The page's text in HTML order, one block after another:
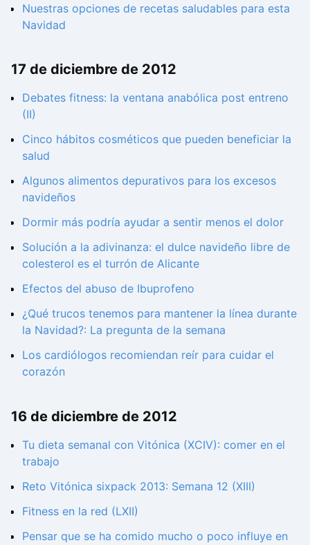
Nuestras opciones de recetas saludables para esta
Navidad
17 de diciembre de 2012
Debates fitness: la ventana anabólica post entreno
(II)
Cinco hábitos cosméticos que pueden beneficiar la
salud
Algunos alimentos depurativos para los excesos
navideños
Dormir más podría ayudar a sentir menos el dolor
Solución a la adivinanza: el dulce navideño libre de
colesterol es el turrón de Alicante
Efectos del abuso de Ibuprofeno
¿Qué trucos tenemos para mantener la línea durante
la Navidad?: La pregunta de la semana
Los cardiólogos recomiendan reír para cuidar el
corazón
16 de diciembre de 2012
Tu dieta semanal con Vitónica (XCIV): comer en el
trabajo
Reto Vitónica sixpack 2013: Semana 12 (XIII)
Fitness en la red (LXII)
Pensar que se ha comido mucho o poco influye en